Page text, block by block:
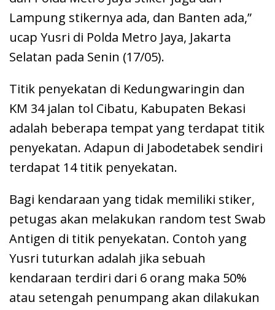
Lampung stikernya ada, dan Banten ada,”
ucap Yusri di Polda Metro Jaya, Jakarta
Selatan pada Senin (17/05).
Titik penyekatan di Kedungwaringin dan
KM 34 jalan tol Cibatu, Kabupaten Bekasi
adalah beberapa tempat yang terdapat titik
penyekatan. Adapun di Jabodetabek sendiri
terdapat 14 titik penyekatan.
Bagi kendaraan yang tidak memiliki stiker,
petugas akan melakukan random test Swab
Antigen di titik penyekatan. Contoh yang
Yusri tuturkan adalah jika sebuah
kendaraan terdiri dari 6 orang maka 50%
atau setengah penumpang akan dilakukan